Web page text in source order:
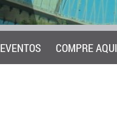
EVENTOS COMPRE AQUI